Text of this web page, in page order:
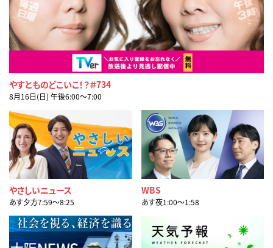
やすとものどこいこ！？＃734
8月16日(日) 午後6:00〜7:00
やさしいニュース
あす夕方7:59〜8:25
WBS
あす夜1:00〜1:58